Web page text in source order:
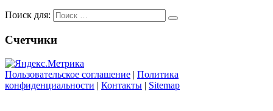
Поиск для:
Счетчики
Пользовательское соглашение | Политика
конфиденциальности | Контакты | Sitemap